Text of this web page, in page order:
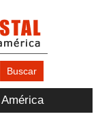
América